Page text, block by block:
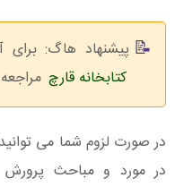
پیشنهاد هاگ: برای
کتابخانه قارچ
در صورت لزوم شما می
در مورد و مباحث